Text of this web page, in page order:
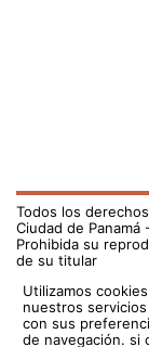
Todos los
Ciudad de Panamá
Prohibida su
de su titular
Utilizamos
nuestros
con sus
de navegación. si